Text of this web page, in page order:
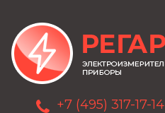
+7 (495) 317-17-14